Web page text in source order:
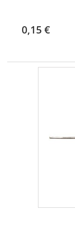
0,15 €